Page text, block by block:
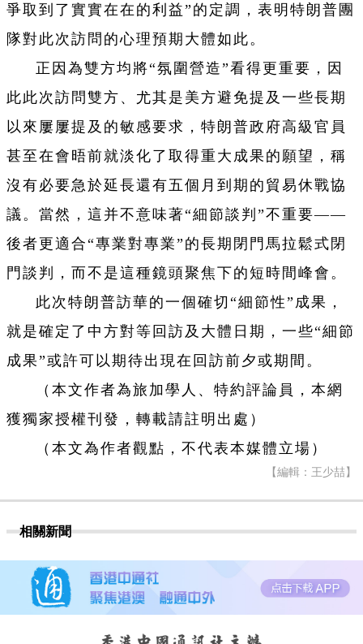
爭取到了實實在在的利益”的定調，表明特朗普團
隊對此次訪問的心理預期大體如此。
正因為雙方均將“氛圍營造”看得更重要，因
此此次訪問雙方、尤其是美方避免提及一些長期
以來屢屢提及的敏感要求，特朗普政府高級官員
甚至在會晤前就淡化了取得重大成果的願望，稱
沒有必要急於延長還有五個月到期的貿易休戰協
議。當然，這并不意味著“細節談判”不重要——
後者更適合“專業對專業”的長期閉門馬拉鬆式閉
門談判，而不是這種鏡頭聚焦下的短時間峰會。
此次特朗普訪華的一個確切“細節性”成果，
就是確定了中方對等回訪及大體日期，一些“細節
成果”或許可以期待出現在回訪前夕或期間。
（本文作者為旅加學人、特約評論員，本網
獲獨家授權刊發，轉載請註明出處）
（本文為作者觀點，不代表本媒體立場）
【編輯：王少喆】
相關新聞